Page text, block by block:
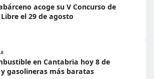
acoge su V Concurso de
el 29 de agosto
en Cantabria hoy 8 de
gasolineras más baratas